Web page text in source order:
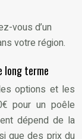
vous d’un
votre région.
long terme
options et les
pour un poêle
dépend de la
que des prix du